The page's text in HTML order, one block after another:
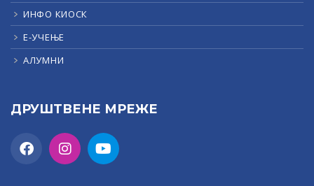
ИНФО КИОСК
Е-УЧЕЊЕ
АЛУМНИ
ДРУШТВЕНЕ МРЕЖЕ